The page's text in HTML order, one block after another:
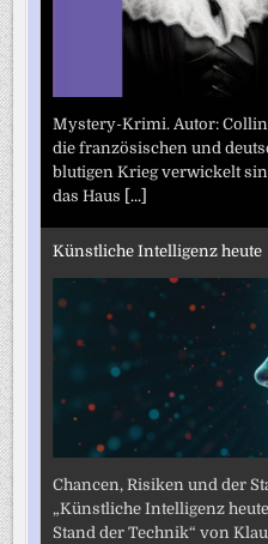
Mystery-Krimi. Autor:
die französischen und
blutigen Krieg verwickelt
das Haus
[...]
Künstliche Intelligenz heute
Chancen, Risiken und der
„Künstliche Intelligenz
Stand der Technik“ von